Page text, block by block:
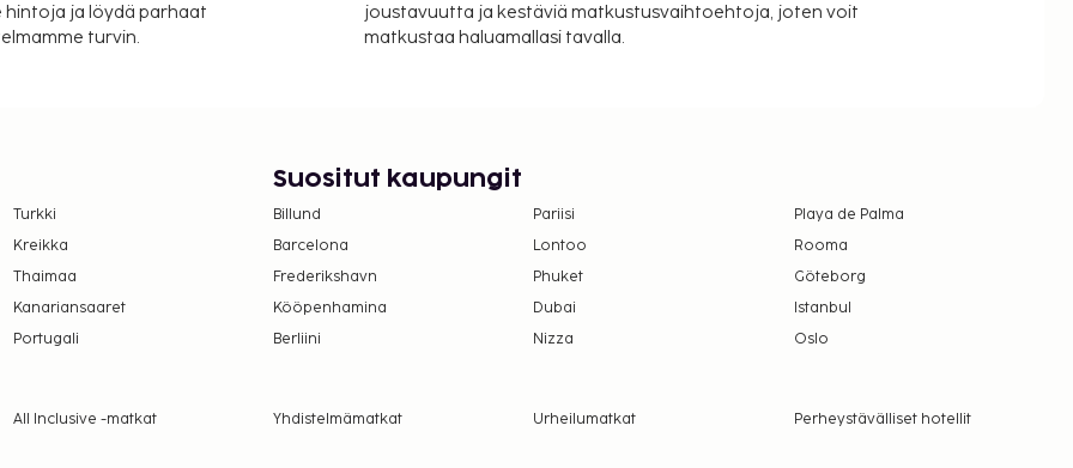
voit pysäköidä helposti,
tarjoamiin
aikuisille ja 5 USD
menopaluu
eivät
ja löydä parhaat
turvin.
joustavuutta ja kestäviä matkustusvaihtoehtoja, joten voit
matkustaa haluamallasi tavalla.
Turkki
Kreikka
Thaimaa
Kanariansaaret
Portugali
Suositut kaupungit
Billund Pariisi
Playa de Palma
Barcelona
Lontoo
Rooma
Frederikshavn
Phuket
Göteborg
Kööpenhamina
Dubai
Istanbul
Berliini
Nizza Oslo
All Inclusive -matkat Yhdistelmämatkat Urheilumatkat
Perheystävälliset hotellit